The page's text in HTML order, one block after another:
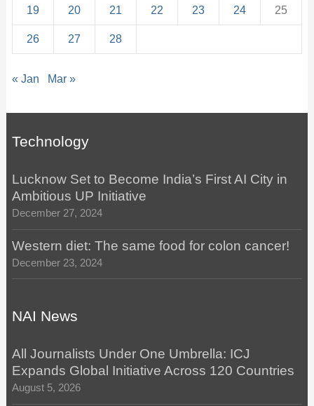
19 20 21 22 23 24 25
26 27 28
« Jan Mar »
Technology
Lucknow Set to Become India’s First AI City in
Ambitious UP Initiative
December 27, 2024
Western diet: The same food for colon cancer!
December 23, 2024
NAI News
All Journalists Under One Umbrella: ICJ
Expands Global Initiative Across 120 Countries
August 5, 2026